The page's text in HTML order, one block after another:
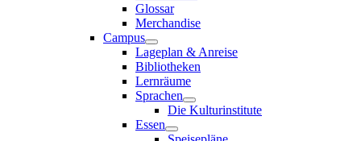
Glossar
Merchandise
Campus
Lageplan & Anreise
Bibliotheken
Lernräume
Sprachen
Die Kulturinstitute
Essen